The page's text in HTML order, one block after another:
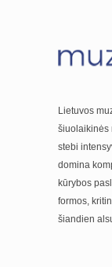
Lietuvos
šiuolaikinės
stebi
domina
kūrybos
formos,
šiandien